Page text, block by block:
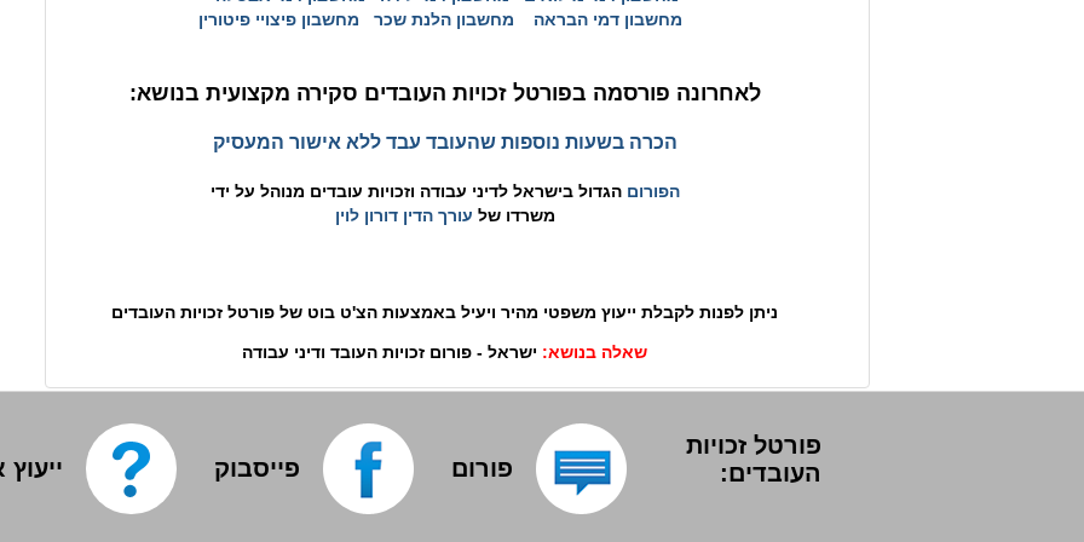
מחשבון דמי הבראה
מחשבון הלנת שכר מחשבון פיצויי פיטורין
לאחרונה פורסמה בפורטל זכויות העובדים סקירה מקצועית בנושא:
הכרה בשעות נוספות שהעובד עבד ללא אישור המעסיק
הפורום הגדול בישראל לדיני עבודה וזכויות עובדים מנוהל על ידי
משרדו של עורך הדין דורון לוין
ניתן לפנות לקבלת ייעוץ משפטי מהיר ויעיל באמצעות הצ'ט בוט של פורטל זכויות העובדים
שאלה בנושא: ישראל - פורום זכויות העובד ודיני עבודה
פורטל זכויות
העובדים:
פורום פייסבוק ייעוץ